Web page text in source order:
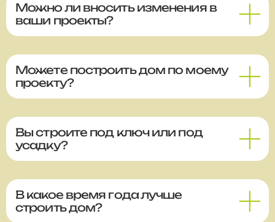
Можно ли вносить изменения в
ваши проекты?
Можете построить дом по моему
проекту?
Вы строите под ключ или под
усадку?
В какое время года лучше
строить дом?